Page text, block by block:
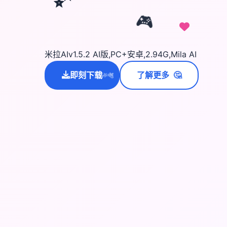
🎮
米拉AIv1.5.2 AI版,PC+安卓,2.94G,Mila AI
即刻下载
✨⭐💫 了解更多 🤔